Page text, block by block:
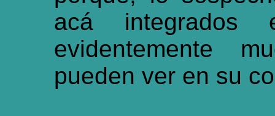
acá
evidentemente
pueden ver en su